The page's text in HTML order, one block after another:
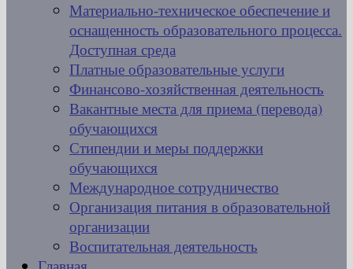
Материально-техническое обеспечение и
оснащенность образовательного процесса.
Доступная среда
Платные образовательные услуги
Финансово-хозяйственная деятельность
Вакантные места для приема (перевода)
обучающихся
Стипендии и меры поддержки
обучающихся
Международное сотрудничество
Организация питания в образовательной
организации
Воспитательная деятельность